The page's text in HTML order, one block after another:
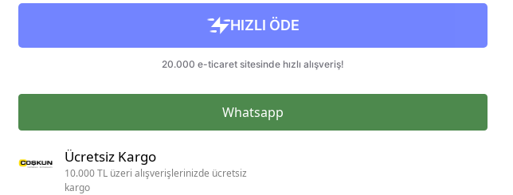
Whatsapp
Ücretsiz Kargo
10.000 TL üzeri alışverişlerinizde ücretsiz
kargo